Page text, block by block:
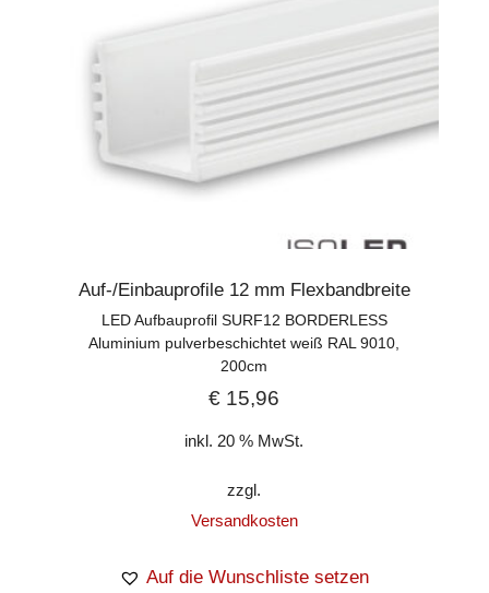
Auf-/Einbauprofile 12 mm Flexbandbreite
LED Aufbauprofil SURF12 BORDERLESS
Aluminium pulverbeschichtet weiß RAL 9010,
200cm
€ 15,96
inkl. 20 % MwSt.
zzgl.
Versandkosten
Auf die Wunschliste setzen